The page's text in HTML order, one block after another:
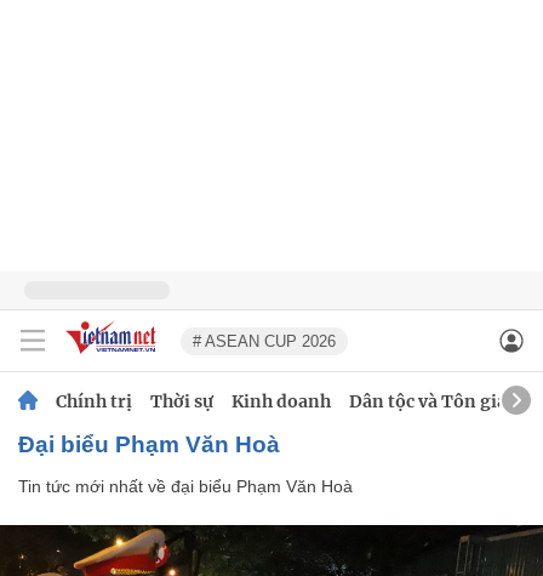
# ASEAN CUP 2026
Chính trị Thời sự Kinh doanh Dân tộc và Tôn giáo
đại biểu Phạm Văn Hoà
Tin tức mới nhất về đại biểu Phạm Văn Hoà